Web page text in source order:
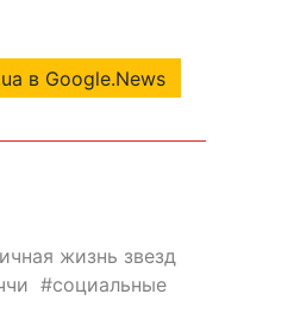
в Google.News
жизнь звезд
социальные